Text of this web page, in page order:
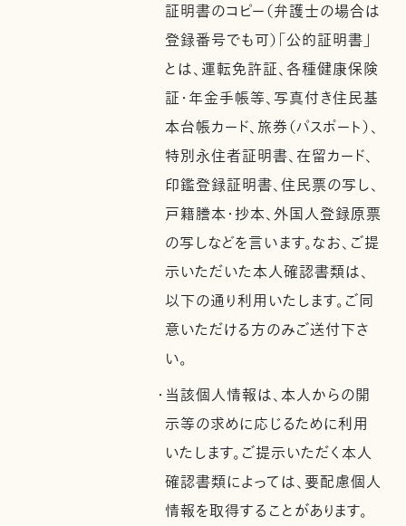
証明書のコピー（弁護士の場合は
登録番号でも可）「公的証明書」
とは、運転免許証、各種健康保険
証・年金手帳等、写真付き住民基
本台帳カード、旅券（パスポート）、
特別永住者証明書、在留カード、
印鑑登録証明書、住民票の写し、
戸籍謄本・抄本、外国人登録原票
の写しなどを言います。なお、ご提
示いただいた本人確認書類は、
以下の通り利用いたします。ご同
意いただける方のみご送付下さ
い。
・当該個人情報は、本人からの開
示等の求めに応じるために利用
いたします。ご提示いただく本人
確認書類によっては、要配慮個人
情報を取得することがあります。